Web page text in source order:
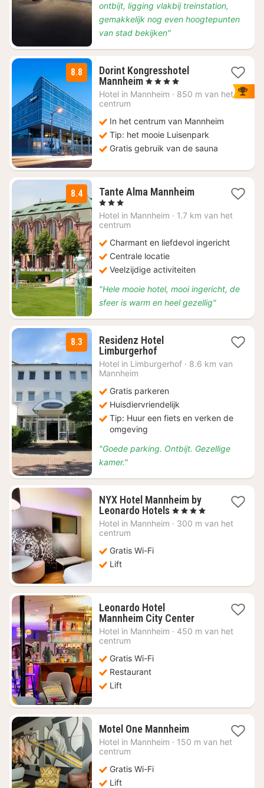
ontbijt, ligging vlakbij treinstation,
gemakkelijk nog even hoogtepunten
van stad bekijken"
8.8
Dorint Kongresshotel
Mannheim1
nacht
93,15
, 4 Sterren
Hotel in Mannheim · 850 m van het
centrum
In het centrum van Mannheim
Tip: het mooie Luisenpark
Gratis gebruik van de sauna
8.4 Tante Alma Mannheim1
vanaf
, 3 Sterren
Hotel in Mannheim · 1.7 km van het
centrum
Charmant en liefdevol ingericht
Centrale locatie
Veelzijdige activiteiten
"Hele mooie hotel, mooi ingericht, de
sfeer is warm en heel gezellig"
8.3
Residenz Hotel
Limburgerhof2
nachten
vanaf
64
Hotel in Limburgerhof · 8.6 km van
Mannheim
Gratis parkeren
Huisdiervriendelijk
Tip: Huur een fiets en verken de
omgeving
"Goede parking. Ontbijt. Gezellige
kamer."
NYX Hotel Mannheim by
Leonardo Hotels1
nacht
, 4 Sterren
Hotel in Mannheim · 300 m van het
centrum
Gratis Wi-Fi
Lift
Leonardo Hotel
Mannheim City Center1
nacht
Hotel in Mannheim · 450 m van het
centrum
Gratis Wi-Fi
Restaurant
Lift
Motel One Mannheim1
nacht
Hotel in Mannheim · 150 m van het
centrum
Gratis Wi-Fi
Lift